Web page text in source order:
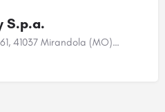
S.p.a.
41037 Mirandola (MO)…